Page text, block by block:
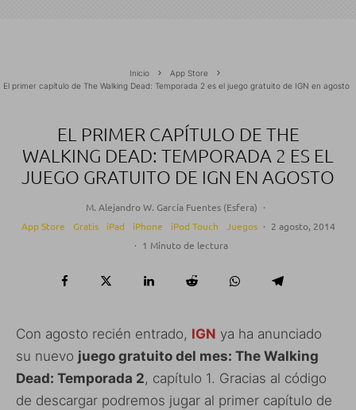
Inicio
App Store
El primer capítulo de The Walking Dead: Temporada 2 es el juego gratuito de IGN en agosto
EL PRIMER CAPÍTULO DE THE
WALKING DEAD: TEMPORADA 2 ES EL
JUEGO GRATUITO DE IGN EN AGOSTO
M. Alejandro W. García Fuentes (Esfera) ·
App Store
Gratis iPad iPhone iPod Touch Juegos · 2 agosto, 2014
· 1 Minuto de lectura
Con agosto recién entrado, IGN ya ha anunciado
su nuevo juego gratuito del mes: The Walking
Dead: Temporada 2, capítulo 1. Gracias al código
de descargar podremos jugar al primer capítulo de